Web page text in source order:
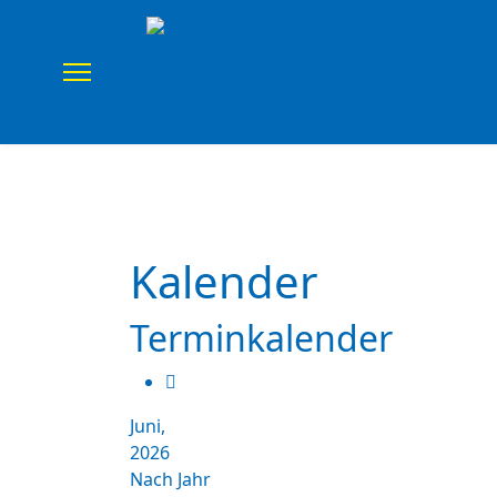
Kalender
Terminkalender
Juni,
2026
Nach Jahr